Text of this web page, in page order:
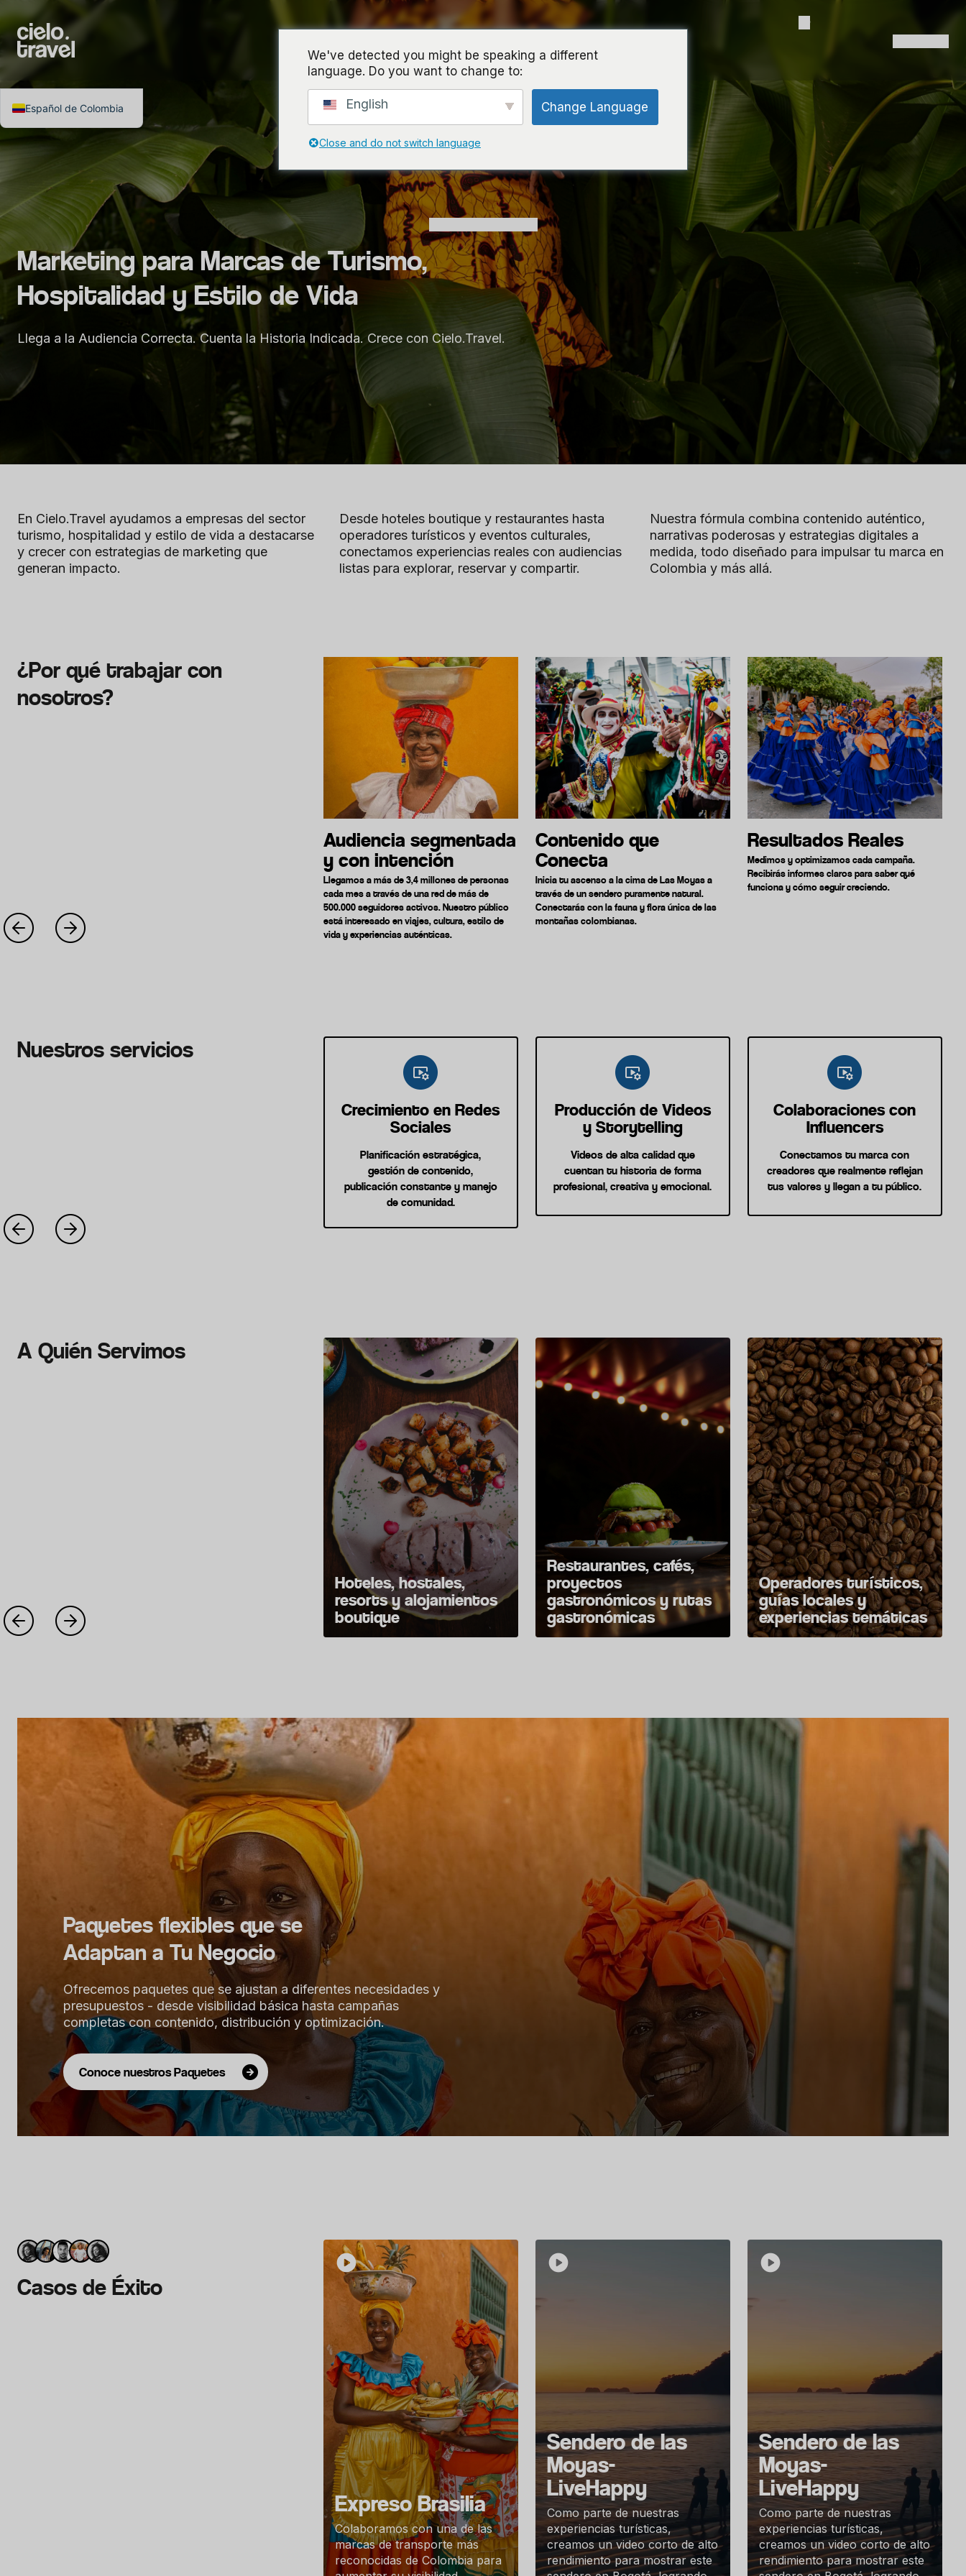
Servicios de marketing
Marketing para Marcas de Turismo,
Hospitalidad y Estilo de Vida
Llega a la Audiencia Correcta. Cuenta la Historia Indicada. Crece con Cielo.Travel.
En Cielo.Travel ayudamos a empresas del sector
turismo, hospitalidad y estilo de vida a destacarse
y crecer con estrategias de marketing que
generan impacto.
Desde hoteles boutique y restaurantes hasta
operadores turísticos y eventos culturales,
conectamos experiencias reales con audiencias
listas para explorar, reservar y compartir.
Nuestra fórmula combina contenido auténtico,
narrativas poderosas y estrategias digitales a
medida, todo diseñado para impulsar tu marca en
Colombia y más allá.
¿Por qué trabajar con
nosotros?
Audiencia segmentada
y con intención
Llegamos a más de 3,4 millones de personas
cada mes a través de una red de más de
500.000 seguidores activos. Nuestro público
está interesado en viajes, cultura, estilo de
vida y experiencias auténticas.
Contenido que
Conecta
Inicia tu ascenso a la cima de Las Moyas a
través de un sendero puramente natural.
Conectarás con la fauna y flora única de las
montañas colombianas.
Resultados Reales
Medimos y optimizamos cada campaña.
Recibirás informes claros para saber qué
funciona y cómo seguir creciendo.
Nuestros servicios
Crecimiento en Redes
Sociales
Planificación estratégica,
gestión de contenido,
publicación constante y manejo
de comunidad.
Producción de Videos
y Storytelling
Videos de alta calidad que
cuentan tu historia de forma
profesional, creativa y emocional.
Colaboraciones con
Influencers
Conectamos tu marca con
creadores que realmente reflejan
tus valores y llegan a tu público.
A Quién Servimos
Hoteles, hostales,
resorts y alojamientos
boutique
Restaurantes, cafés,
proyectos
gastronómicos y rutas
gastronómicas
Operadores turísticos,
guías locales y
experiencias temáticas
Paquetes flexibles que se
Adaptan a Tu Negocio
Ofrecemos paquetes que se ajustan a diferentes necesidades y
presupuestos - desde visibilidad básica hasta campañas
completas con contenido, distribución y optimización.
Conoce nuestros Paquetes
Casos de Éxito
Expreso Brasilia
Colaboramos con una de las
marcas de transporte más
reconocidas de Colombia para
Sendero de las
Moyas-
LiveHappy
Como parte de nuestras
experiencias turísticas,
creamos un video corto de alto
rendimiento para mostrar este
Sendero de las
Moyas-
LiveHappy
Como parte de nuestras
experiencias turísticas,
creamos un video corto de alto
rendimiento para mostrar este
We've detected you might be speaking a different
language. Do you want to change to:
English Change Language
Close and do not switch language
Español de Colombia